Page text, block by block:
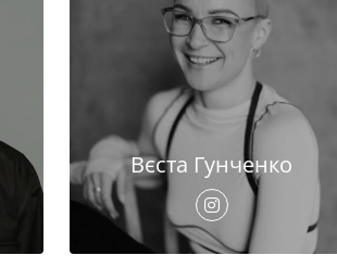
Вєста Гунченко